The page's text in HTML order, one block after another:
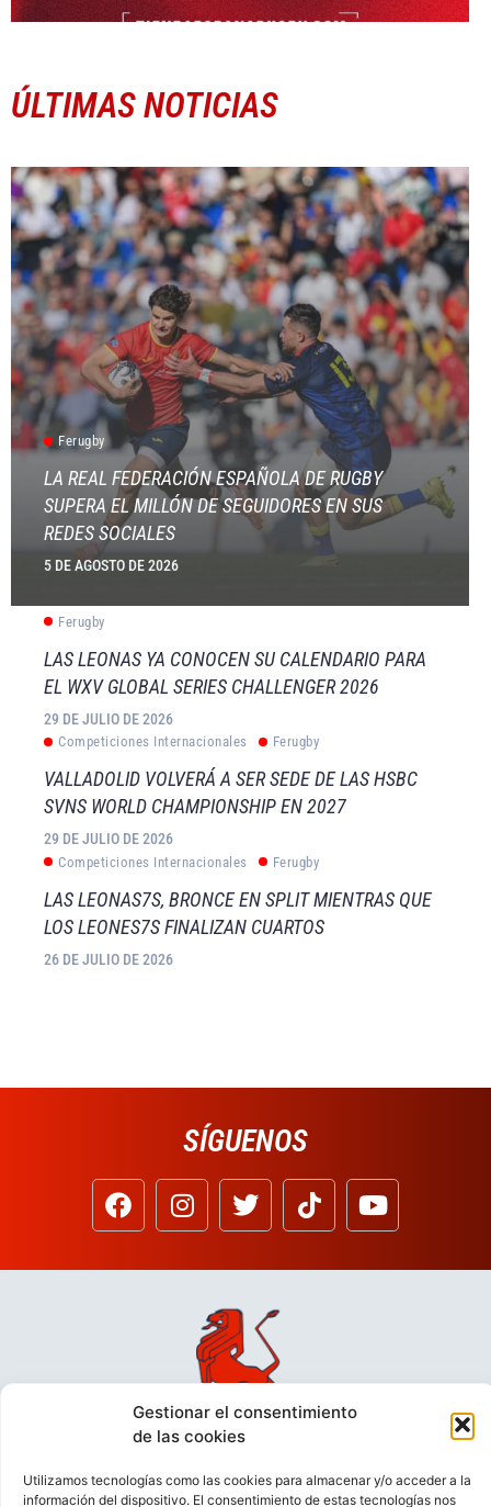
Gestionar el consentimiento
de las cookies
Utilizamos tecnologías como las cookies para almacenar y/o acceder a la
información del dispositivo. El consentimiento de estas tecnologías nos
ÚLTIMAS NOTICIAS
Ferugby
LA REAL FEDERACIÓN ESPAÑOLA DE RUGBY
SUPERA EL MILLÓN DE SEGUIDORES EN SUS
REDES SOCIALES
5 DE AGOSTO DE 2026
Ferugby
LAS LEONAS YA CONOCEN SU CALENDARIO PARA
EL WXV GLOBAL SERIES CHALLENGER 2026
29 DE JULIO DE 2026
Competiciones Internacionales Ferugby
VALLADOLID VOLVERÁ A SER SEDE DE LAS HSBC
SVNS WORLD CHAMPIONSHIP EN 2027
29 DE JULIO DE 2026
Competiciones Internacionales Ferugby
LAS LEONAS7S, BRONCE EN SPLIT MIENTRAS QUE
LOS LEONES7S FINALIZAN CUARTOS
26 DE JULIO DE 2026
SÍGUENOS